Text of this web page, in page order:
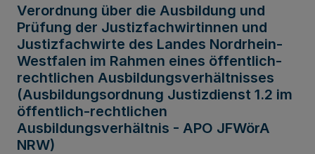
Verordnung über die Ausbildung und
Prüfung der Justizfachwirtinnen und
Justizfachwirte des Landes Nordrhein-
Westfalen im Rahmen eines öffentlich-
rechtlichen Ausbildungsverhältnisses
(Ausbildungsordnung Justizdienst 1.2 im
öffentlich-rechtlichen
Ausbildungsverhältnis - APO JFWörA
NRW)